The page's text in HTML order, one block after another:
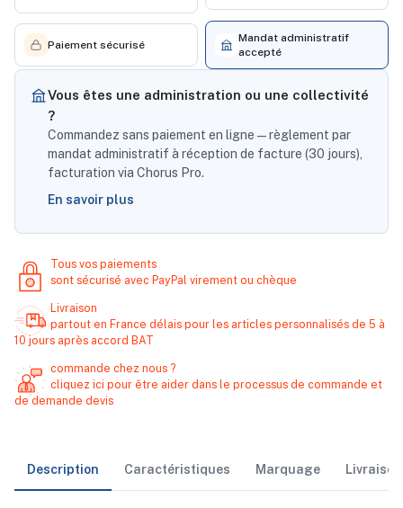
Paiement sécurisé
Mandat administratif
accepté
Vous êtes une administration ou une collectivité
?
Commandez sans paiement en ligne — règlement par
mandat administratif à réception de facture (30 jours),
facturation via Chorus Pro.
En savoir plus
Tous vos paiements
sont sécurisé avec PayPal virement ou chèque
Livraison
partout en France délais pour les articles personnalisés de 5 à
10 jours après accord BAT
commande chez nous ?
cliquez ici pour être aider dans le processus de commande et
de demande devis
Description Caractéristiques Marquage